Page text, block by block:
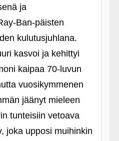
ja
Ban-päisten
kulutusjuhlana.
kasvoi ja kehittyi
kaipaa 70-luvun
vuosikymmenen
jäänyt mieleen
tunteisiin vetoava
joka upposi muihinkin